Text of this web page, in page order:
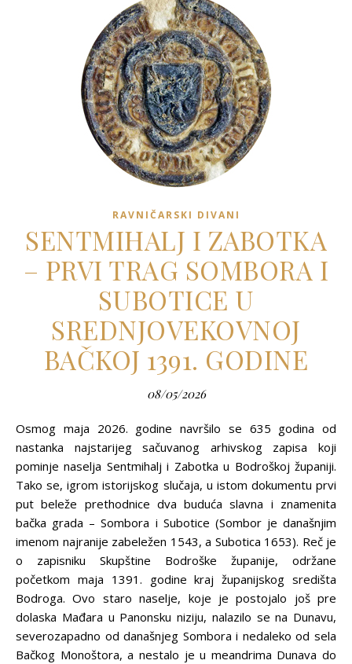
RAVNIČARSKI DIVANI
SENTMIHALJ I ZABOTKA
– PRVI TRAG SOMBORA I
SUBOTICE U
SREDNJOVEKOVNOJ
BAČKOJ 1391. GODINE
08/05/2026
Osmog maja 2026. godine navršilo se 635 godina od
nastanka najstarijeg sačuvanog arhivskog zapisa koji
pominje naselja Sentmihalj i Zabotka u Bodroškoj županiji.
Tako se, igrom istorijskog slučaja, u istom dokumentu prvi
put beleže prethodnice dva buduća slavna i znamenita
bačka grada – Sombora i Subotice (Sombor je današnjim
imenom najranije zabeležen 1543, a Subotica 1653). Reč je
o zapisniku Skupštine Bodroške županije, održane
početkom maja 1391. godine kraj županijskog središta
Bodroga. Ovo staro naselje, koje je postojalo još pre
dolaska Mađara u Panonsku niziju, nalazilo se na Dunavu,
severozapadno od današnjeg Sombora i nedaleko od sela
Bačkog Monoštora, a nestalo je u meandrima Dunava do